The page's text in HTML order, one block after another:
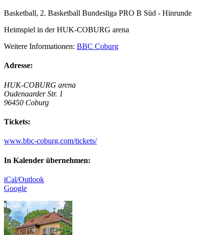
Basketball, 2. Basketball Bundesliga PRO B Süd - Hinrunde
Heimspiel in der HUK-COBURG arena
Weitere Informationen: BBC Coburg
Adresse:
HUK-COBURG arena
Oudenaarder Str. 1
96450 Coburg
Tickets:
www.bbc-coburg.com/tickets/
In Kalender übernehmen:
iCal/Outlook
Google